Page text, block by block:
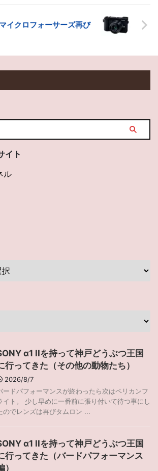
マイクロフォーサーズ再び
イト
ル
α1 IIを持って神戸どうぶつ王国
行ってきた（その他の動物たち）
2026/8/7
ードパフォーマンスが終わったら次はペリカンフ
イト。 少し早めに一番前に張り付いて待つ事にし
のでレンズは再びタムロン ...
α1 IIを持って神戸どうぶつ王国
行ってきた（バードパフォーマンス
）